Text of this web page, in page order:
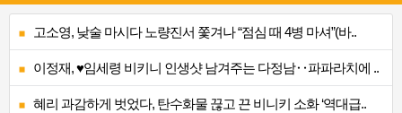
고소영, 낮술 마시다 노량진서 쫓겨나 “점심 때 4병 마셔”(바..
이정재, ♥임세령 비키니 인생샷 남겨주는 다정남‥파파라치에 ..
혜리 과감하게 벗었다, 탄수화물 끊고 끈 비니키 소화 ‘역대급..